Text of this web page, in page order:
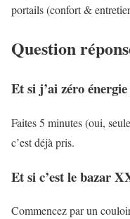
portails (confort &
Question
Et si j’ai zéro
Faites 5 minutes (oui,
c’est déjà pris.
Et si c’est le bazar
Commencez par un